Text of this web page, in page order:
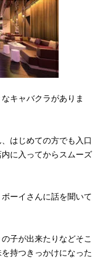
キャバクラがありま
はじめての方でも入口
に入ってからスムーズ
ーイさんに話を聞いて
子が出来たりなどそこ
持つきっかけになった